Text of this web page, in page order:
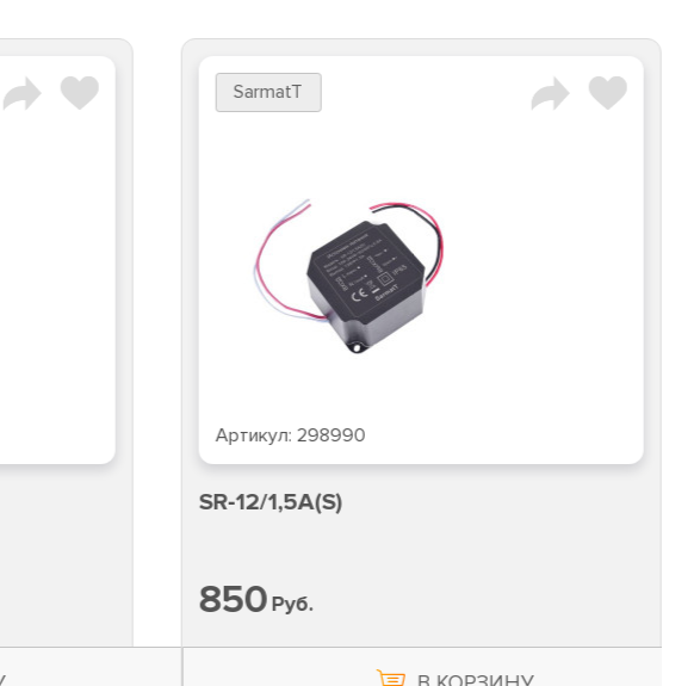
SarmatT
Артикул: 298990
SR-12/1,5A(S)
850Руб.